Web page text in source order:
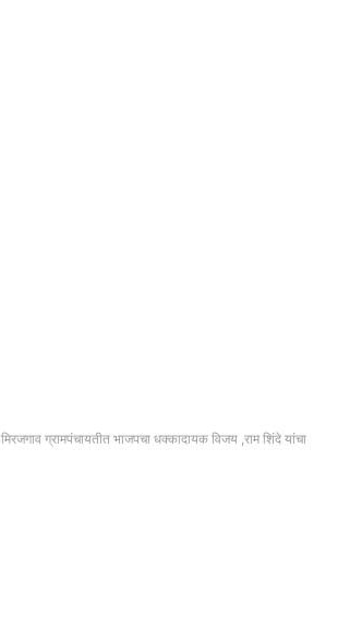
मिरजगाव ग्रामपंचायतीत भाजपचा धक्कादायक विजय ,राम शिंदे यांचा